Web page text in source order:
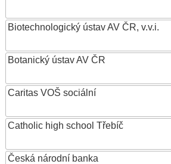
Biotechnologický ústav AV ČR, v.v.i.
Botanický ústav AV ČR
Caritas VOŠ sociální
Catholic high school Třebíč
Česká národní banka